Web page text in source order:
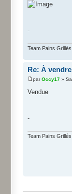
-
Team Pains Grillés
Re: À
parOccy17 »
Vendue
-
Team Pains Grillés